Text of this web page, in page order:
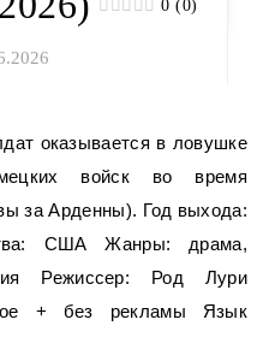
0 (0)
войск во время
за Арденны). Год выхода:
США Жанры: драма,
Режиссер: Род Лури
+ без рекламы Язык